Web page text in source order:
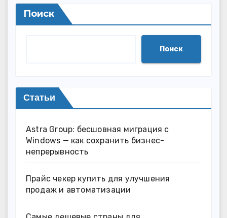
Поиск
Поиск
Статьи
Astra Group: бесшовная миграция с
Windows — как сохранить бизнес-
непрерывность
Прайс чекер купить для улучшения
продаж и автоматизации